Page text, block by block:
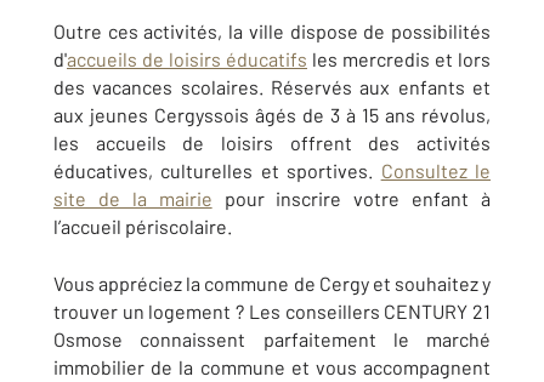
Outre ces activités, la ville dispose de possibilités
d'accueils de loisirs éducatifs les mercredis et lors
des vacances scolaires. Réservés aux enfants et
aux jeunes Cergyssois âgés de 3 à 15 ans révolus,
les accueils de loisirs offrent des activités
éducatives, culturelles et sportives. Consultez le
site de la mairie pour inscrire votre enfant à
l’accueil périscolaire.
Vous appréciez la commune de Cergy et souhaitez y
trouver un logement ? Les conseillers CENTURY 21
Osmose connaissent parfaitement le marché
immobilier de la commune et vous accompagnent